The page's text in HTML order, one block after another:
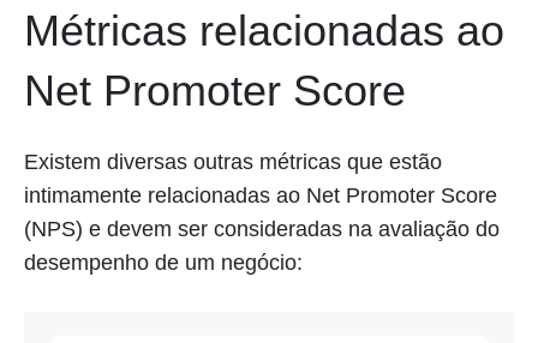
Métricas relacionadas ao
Net Promoter Score
Existem diversas outras métricas que estão
intimamente relacionadas ao Net Promoter Score
(NPS) e devem ser consideradas na avaliação do
desempenho de um negócio: